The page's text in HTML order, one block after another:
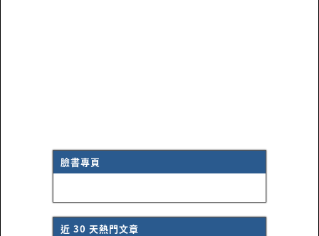
臉書專頁
近 30 天熱門文章